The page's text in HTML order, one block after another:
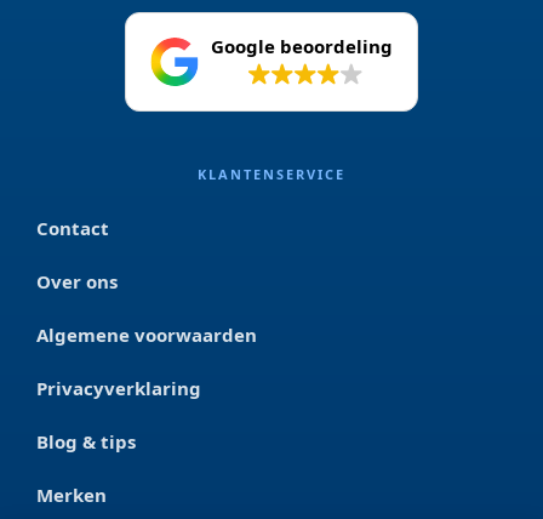
Google beoordeling
KLANTENSERVICE
Contact
Over ons
Algemene voorwaarden
Privacyverklaring
Blog & tips
Merken